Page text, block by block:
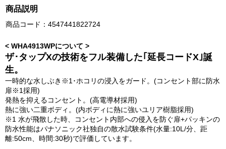
商品説明
商品コード：4547441822724
< WHA4913WPについて >
ザ･タップXの技術をフル装備した｢延長コードX｣誕
生。
一時的な水しぶき※1･ホコリの浸入をガード。(コンセント部に防水
扉※1採用)
発熱を抑えるコンセント。(高電導材採用)
熱に強い二重ボディ。(内ボディに熱に強いユリア樹脂採用)
※1 水が飛散した時、コンセント内部への侵入を防ぐ扉+パッキンの
防水性能はパナソニック社独自の散水試験条件(水量:10L/分、距
離:50cm、時間:30秒)で評価しています。